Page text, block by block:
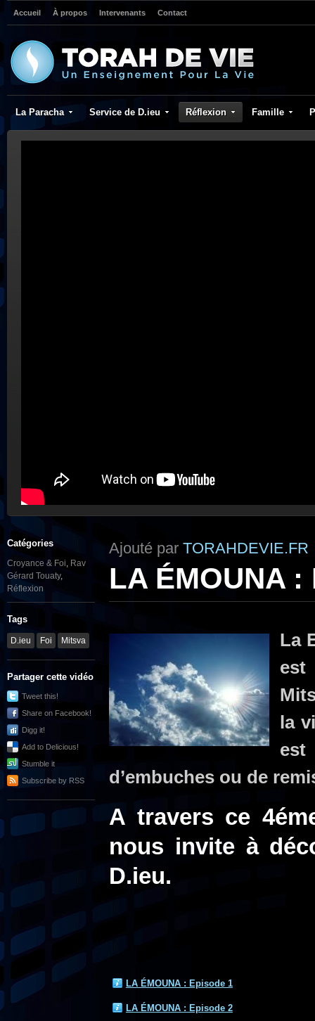
Accueil À propos Intervenants Contact
La Paracha Service de D.ieu Réflexion Famille
Catégories
Croyance & Foi, Rav
Gérard Touaty,
Réflexion
Tags
D.ieu Foi Mitsva
Partager cette vidéo
Tweet this!
Share on Facebook!
Digg it!
Add to Delicious!
Stumble it
Subscribe by RSS
Ajouté par TORAHDEVIE.FR
LA ÉMOUNA
La
la
est
d’embuches ou de
A travers ce
nous invite à
D.ieu.
LA ÉMOUNA : Episode 1
LA ÉMOUNA : Episode 2